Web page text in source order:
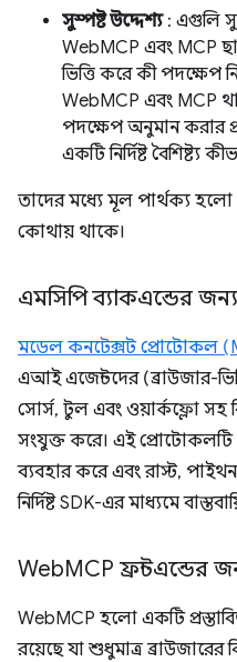
সুস্পষ্ট উদ্দেশ্য: এগুলি
WebMCP এবং MCP
ভিত্তি করে কী পদক্ষেপ
WebMCP এবং MCP
পদক্ষেপ অনুমান করার
একটি নির্দিষ্ট বৈশিষ্ট্য
তাদের মধ্যে মূল পার্থক্য হলো
কোথায় থাকে।
এমসিপি ব্যাকএন্ডের জন্য
মডেল কনটেক্সট প্রোটোকল
এআই এজেন্টদের (ব্রাউজার-
সোর্স, টুল এবং ওয়ার্কফ্লো সহ
সংযুক্ত করে। এই প্রোটোকলটি
ব্যবহার করে এবং রাস্ট,
নির্দিষ্ট SDK-এর মাধ্যমে
WebMCP ফ্রন্টএন্ডের
WebMCP হলো একটি
রয়েছে যা শুধুমাত্র